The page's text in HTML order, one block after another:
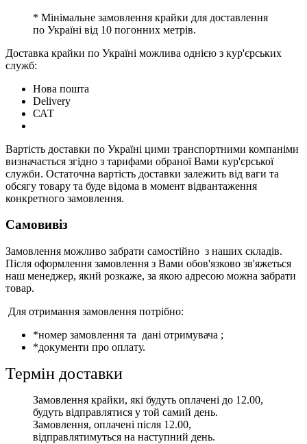
* Мінімальне замовлення крайки для доставлення
по Україні від 10 погонних метрів.
Доставка крайки по Україні можлива однією з кур'єрських
служб:
Нова пошта
Delivery
САТ
Вартість доставки по Україні цими транспортними компаніми
визначається згідно з тарифами обраної Вами кур'єрської
служби. Остаточна вартість доставки залежить від ваги та
обсягу товару та буде відома в момент відвантаження
конкретного замовлення.
Самовивіз
Замовлення можливо забрати самостійно з наших складів.
Після оформлення замовлення з Вами обов'язково зв'яжеться
наш менеджер, який розкаже, за якою адресою можна забрати
товар.
Для отримання замовлення потрібно:
*номер замовлення та дані отримувача ;
*документи про оплату.
Термін доставки
Замовлення крайки, які будуть оплачені до 12.00,
будуть відправлятися у той самий день.
Замовлення, оплачені після 12.00,
відправлятимуться на наступний день.